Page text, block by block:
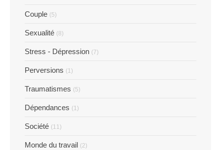
Couple (5)
Sexualité (8)
Stress - Dépression (7)
Perversions (1)
Traumatismes (5)
Dépendances (1)
Société (11)
Monde du travail (2)